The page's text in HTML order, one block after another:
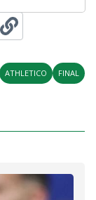
ATHLETICO FINAL